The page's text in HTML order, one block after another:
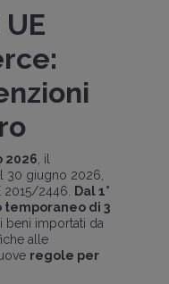
2026 , il
30 giugno 2026,
2446.
Dal 1°
temporaneo di 3
beni importati da
alle
regole per